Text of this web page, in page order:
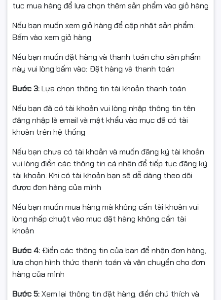
🔹4. Chất lượng bản in sắc
nét – Độ bền cao
Canon nổi tiếng với độ bền và chất lượng bản in ổn
định:
Chữ đậm, rõ nét
tục mua hàng để lựa chọn thêm sản phẩm vào giỏ hàng
Nếu bạn muốn xem giỏ hàng để cập nhật sản phẩm:
Bấm vào xem giỏ hàng
Nếu bạn muốn đặt hàng và thanh toán cho sản phẩm
này vui lòng bấm vào: Đặt hàng và thanh toán
Bước 3:Lựa chọn thông tin tài khoản thanh toán
Nếu bạn đã có tài khoản vui lòng nhập thông tin tên
đăng nhập là email và mật khẩu vào mục đã có tài
khoản trên hệ thống
Nếu bạn chưa có tài khoản và muốn đăng ký tài khoản
vui lòng điền các thông tin cá nhân để tiếp tục đăng ký
tài khoản. Khi có tài khoản bạn sẽ dễ dàng theo dõi
được đơn hàng của mình
Nếu bạn muốn mua hàng mà không cần tài khoản vui
lòng nhấp chuột vào mục đặt hàng không cần tài
khoản
Bước 4: Điền các thông tin của bạn để nhận đơn hàng,
lựa chọn hình thức thanh toán và vận chuyển cho đơn
hàng của mình
Bước 5:Xem lại thông tin đặt hàng, điền chú thích và